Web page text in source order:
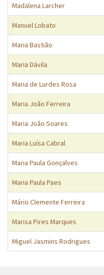
Madalena Larcher
Manuel Lobato
Maria Bastião
Maria Dávila
Maria de Lurdes Rosa
Maria João Ferreira
Maria João Soares
Maria Luísa Cabral
Maria Paula Gonçalves
Maria Paula Paes
Mário Clemente Ferreira
Marisa Pires Marques
Miguel Jasmins Rodrigues